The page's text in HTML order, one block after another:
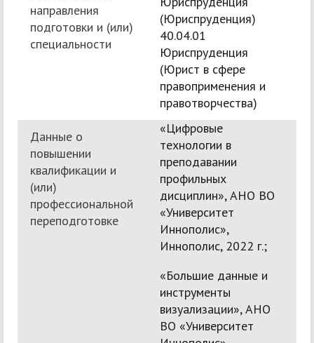
направления
подготовки и (или)
специальности
(Юриспруденция)
40.04.01
Юриспруденция
(Юрист в сфере
правоприменения и
правотворчества)
Данные о
повышении
квалификации и
(или)
профессиональной
переподготовке
«Цифровые
технологии в
преподавании
профильных
дисциплин», АНО ВО
«Университет
Иннополис»,
Иннополис, 2022 г.;
«Большие данные и
инструменты
визуализации», АНО
ВО «Университет